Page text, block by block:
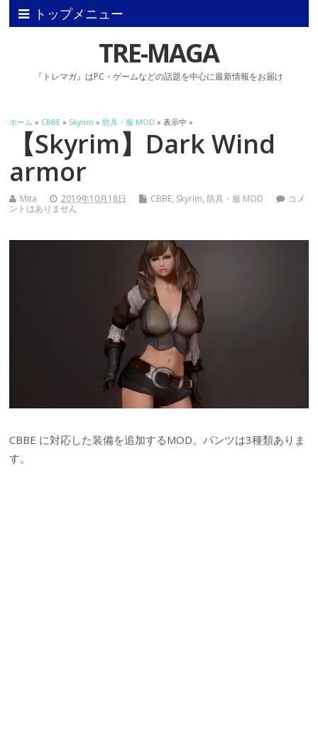
トップメニュー
TRE-MAGA
『トレマガ』はPC・ゲームなどの話題を中心に最新情報をお届け
ホーム » CBBE » Skyrim »防具・服 MOD » 表示中 »
【Skyrim】Dark Wind
armor
Mita 2019年10月18日 CBBE, Skyrim,防具・服 MOD
コメ
ントはありません
CBBE に対応した装備を追加するMOD。パンツは3種類ありま
す。